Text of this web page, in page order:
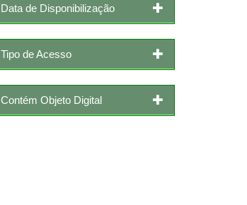
Data de Disponibilização
Tipo de Acesso
Contém Objeto Digital